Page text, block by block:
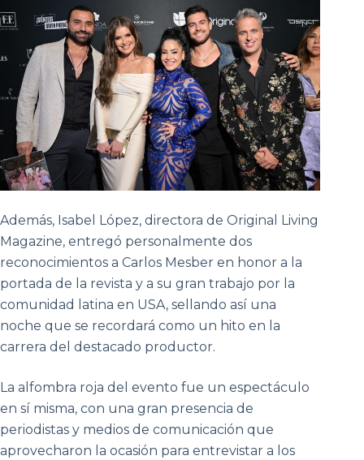
Además, Isabel López, directora de Original Living
Magazine, entregó personalmente dos
reconocimientos a Carlos Mesber en honor a la
portada de la revista y a su gran trabajo por la
comunidad latina en USA, sellando así una
noche que se recordará como un hito en la
carrera del destacado productor.
La alfombra roja del evento fue un espectáculo
en sí misma, con una gran presencia de
periodistas y medios de comunicación que
aprovecharon la ocasión para entrevistar a los